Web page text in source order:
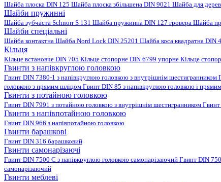
Шайба плоска DIN 125 Шайба плоска збільшена DIN 9021 Шайба для
Шайби пружинні
Шайба зубчаста Schnorr S 131 Шайба пружинна DIN 127 гровера Шайба
Шайби спеціальні
Шайба контактна Шайба Nord Lock DIN 25201 Шайба коса квадратна DIN
Кільця
Кільце встановче DIN 705 Кільце стопорне DIN 6799 упорне Кільце
Гвинти з напівкруглою головкою
Гвинт DIN 7380-1 з напівкруглою головкою з внутрішнім шестигранником
головкою з прямим шліцом Гвинт DIN 85 з напівкруглою головкою і
Гвинти з потайною головкою
Гвинт DIN 7991 з потайною головкою з внутрішнім шестигранником
Гвинти з напівпотайною головкою
Гвинт DIN 966 з напівпотайною головкою
Гвинти барашкові
Гвинт DIN 316 барашковий
Гвинти самонарізаючі
Гвинт DIN 7500 C з напівкруглою головкою самонарізаючий Гвинт DIN
самонарізаючий
Гвинти меблеві